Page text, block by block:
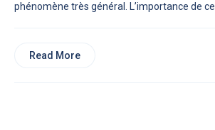
phénomène très général. L’importance de
Read More